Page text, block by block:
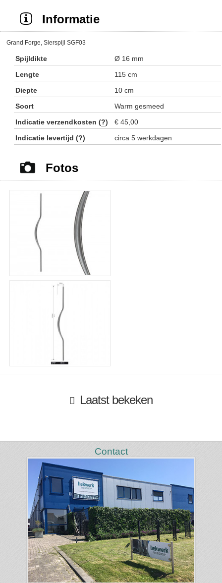
Informatie
Grand Forge, Sierspijl SGF03
Spijldikte
Ø 16 mm
Lengte
115 cm
Diepte
10 cm
Soort
Warm gesmeed
Indicatie verzendkosten (?)
€ 45,00
Indicatie levertijd (?) circa 5 werkdagen
Fotos
Laatst bekeken
Contact